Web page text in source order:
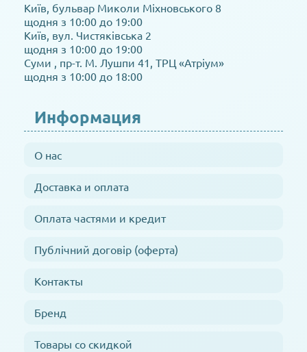
Київ, бульвар Миколи Міхновського 8
щодня з 10:00 до 19:00
Київ, вул. Чистяківська 2
щодня з 10:00 до 19:00
Суми , пр-т. М. Лушпи 41, ТРЦ «Атріум»
щодня з 10:00 до 18:00
Информация
О нас
Доставка и оплата
Оплата частями и кредит
Публічний договір (оферта)
Контакты
Бренд
Товары со скидкой